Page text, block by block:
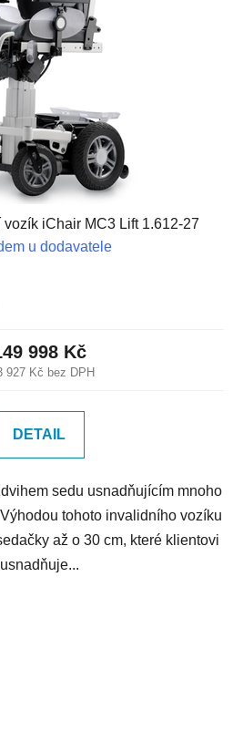
iChair MC3 Lift 1.612-27
u dodavatele
927 Kč bez DPH
998 Kč
DETAIL
sedu usnadňujícím mnoho
tohoto invalidního vozíku
až o 30 cm, které klientovi
usnadňuje...